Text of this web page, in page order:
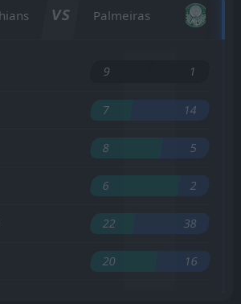
VS Palmeiras
9 1
7 14
8 5
6 2
22 38
20 16